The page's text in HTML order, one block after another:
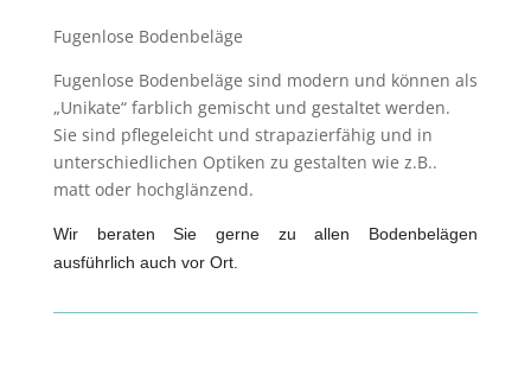
Fugenlose Bodenbeläge
Fugenlose Bodenbeläge sind modern und können als
„Unikate“ farblich gemischt und gestaltet werden.
Sie sind pflegeleicht und strapazierfähig und in
unterschiedlichen Optiken zu gestalten wie z.B..
matt oder hochglänzend.
Wir beraten Sie gerne zu allen Bodenbelägen
ausführlich auch vor Ort.